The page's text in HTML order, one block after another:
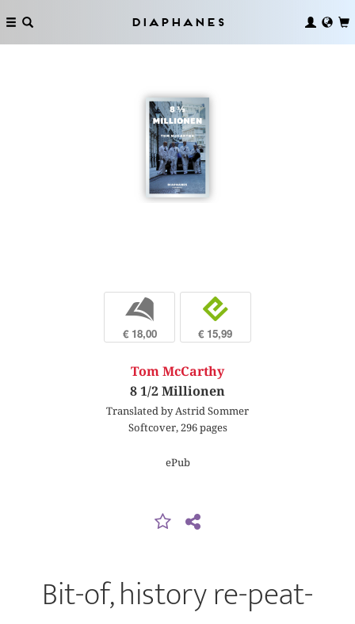
Diaphanes
b
€ 18,00
e
€ 15,99
Tom McCarthy
8 1/2 Millionen
Translated by Astrid Sommer
Softcover, 296 pages
ePub
Bit-of, history re-peat-